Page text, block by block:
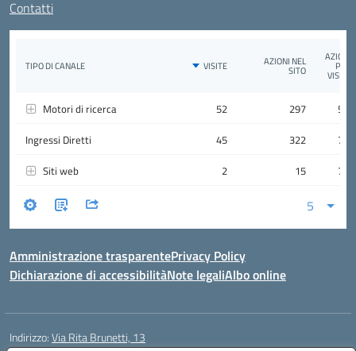
Contatti
Amministrazione trasparentePrivacy Policy
Dichiarazione di accessibilitàNote legaliAlbo online
Indirizzo:Via Rita Brunetti, 13